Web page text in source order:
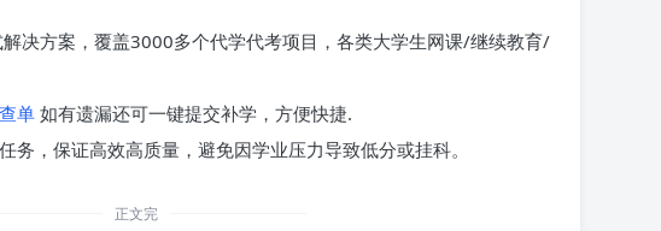
决方案，覆盖3000多个代学代考项目，各类大学生网课/继续教育/
查单 如有遗漏还可一键提交补学，方便快捷.
务，保证高效高质量，避免因学业压力导致低分或挂科。
正文完